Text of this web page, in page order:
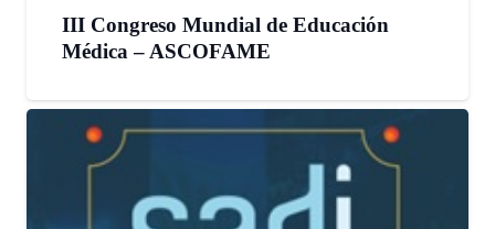
III Congreso Mundial de Educación
Médica – ASCOFAME